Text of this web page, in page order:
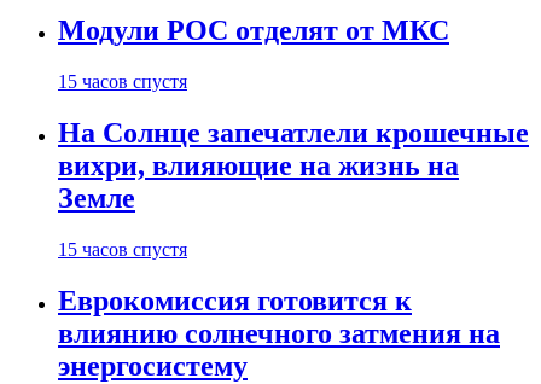
Модули РОС отделят от МКС
15 часов спустя
На Солнце запечатлели крошечные
вихри, влияющие на жизнь на
Земле
15 часов спустя
Еврокомиссия готовится к
влиянию солнечного затмения на
энергосистему